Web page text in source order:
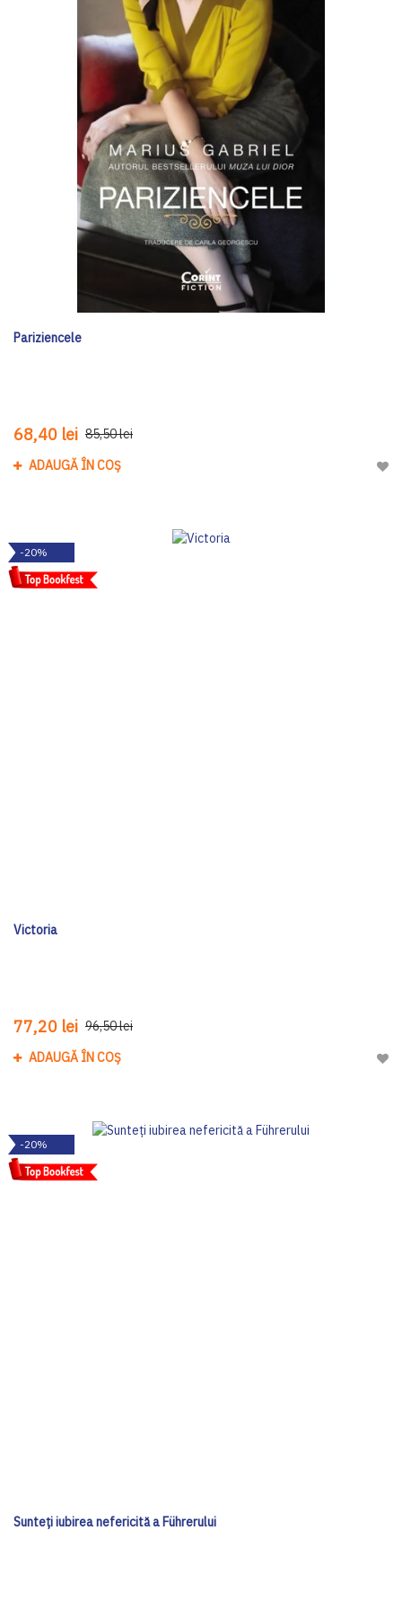
Pariziencele
68,40 lei 85,50 lei
ADAUGĂ ÎN COȘ
-20%
Victoria
77,20 lei 96,50 lei
ADAUGĂ ÎN COȘ
-20%
Sunteți iubirea nefericită a Führerului